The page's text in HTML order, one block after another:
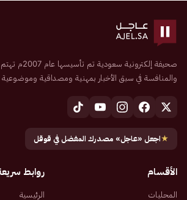
صحيفة إلكترونية
والمنافسة في سبق الأخبار بمهنية ومصداقية وموضوعية
★اجعل «عاجل» مصدرك المفضل في قوقل
الأقسام
المحليات
روابط
الرئيسية